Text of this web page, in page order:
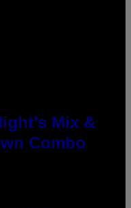
Mix &
Combo